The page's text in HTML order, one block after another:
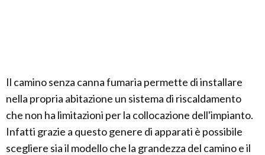
Il camino senza canna fumaria permette di installare
nella propria abitazione un sistema di riscaldamento
che non ha limitazioni per la collocazione dell'impianto.
Infatti grazie a questo genere di apparati è possibile
scegliere sia il modello che la grandezza del camino e il